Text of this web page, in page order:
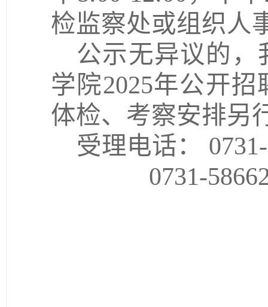
检监察处或组织人
公示无异议的，
学院2025年公开招
体检、考察安排另
受理电话：
0731-